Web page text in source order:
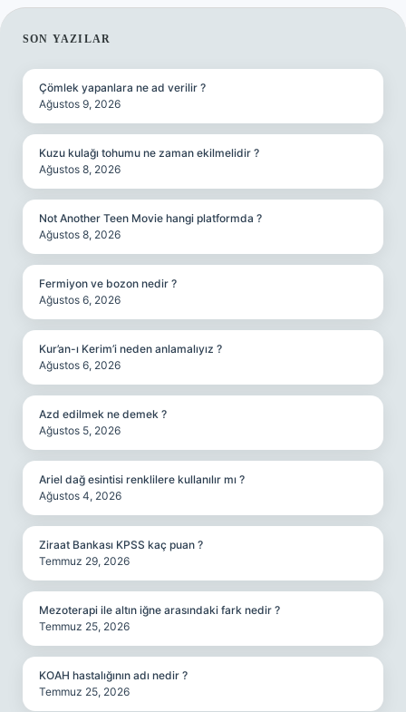
SIDEBAR
SON YAZILAR
Çömlek yapanlara ne ad verilir ?
Ağustos 9, 2026
Kuzu kulağı tohumu ne zaman ekilmelidir ?
Ağustos 8, 2026
Not Another Teen Movie hangi platformda ?
Ağustos 8, 2026
Fermiyon ve bozon nedir ?
Ağustos 6, 2026
Kur’an-ı Kerim’i neden anlamalıyız ?
Ağustos 6, 2026
Azd edilmek ne demek ?
Ağustos 5, 2026
Ariel dağ esintisi renklilere kullanılır mı ?
Ağustos 4, 2026
Ziraat Bankası KPSS kaç puan ?
Temmuz 29, 2026
Mezoterapi ile altın iğne arasındaki fark nedir ?
Temmuz 25, 2026
KOAH hastalığının adı nedir ?
Temmuz 25, 2026